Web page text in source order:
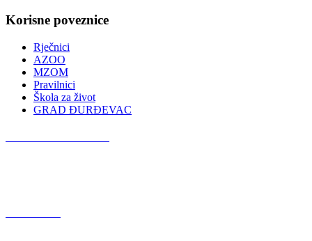
Korisne poveznice
Rječnici
AZOO
MZOM
Pravilnici
Škola za život
GRAD ĐURĐEVAC